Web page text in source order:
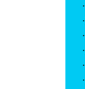
·
·
·
·
·
·